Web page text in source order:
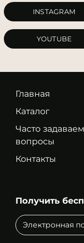
INSTAGRAM
YOUTUBE
Главная
Каталог
Часто
вопросы
Контакты
Получить
Электронная
почта